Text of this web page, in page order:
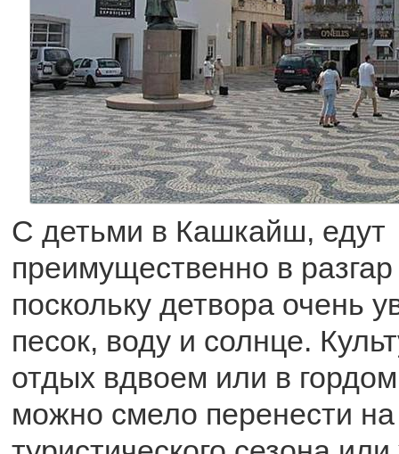
С детьми в Кашкайш, едут
преимущественно в
поскольку детвора очень
песок, воду и солнце.
отдых вдвоем или в
можно смело перенести